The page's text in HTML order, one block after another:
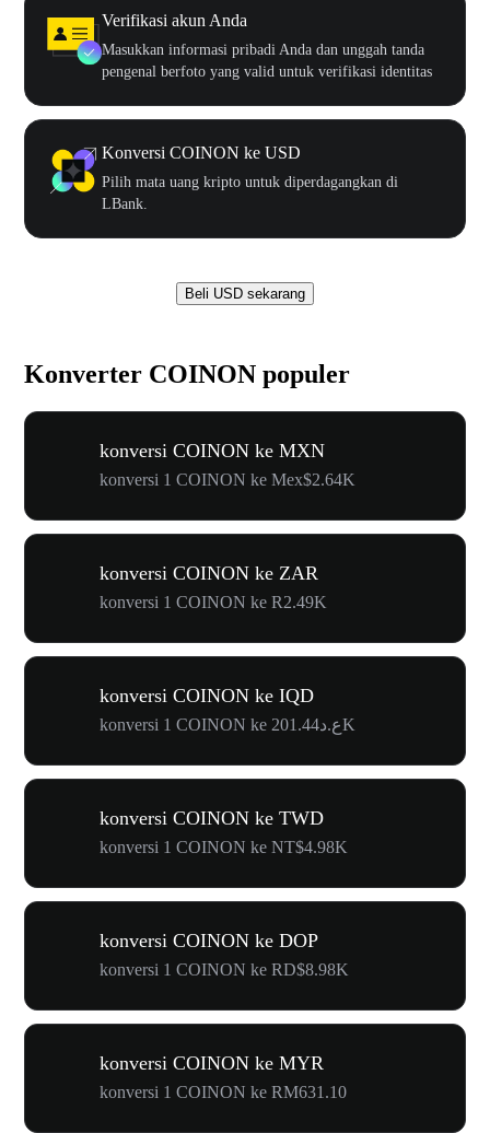
Verifikasi akun Anda
Masukkan informasi pribadi Anda dan unggah tanda
pengenal berfoto yang valid untuk verifikasi identitas
Konversi COINON ke USD
Pilih mata uang kripto untuk diperdagangkan di
LBank.
Beli USD sekarang
Konverter COINON populer
konversi COINON ke MXN
konversi 1 COINON ke Mex$2.64K
konversi COINON ke ZAR
konversi 1 COINON ke R2.49K
konversi COINON ke IQD
konversi 1 COINON ke ع.د201.44K
konversi COINON ke TWD
konversi 1 COINON ke NT$4.98K
konversi COINON ke DOP
konversi 1 COINON ke RD$8.98K
konversi COINON ke MYR
konversi 1 COINON ke RM631.10